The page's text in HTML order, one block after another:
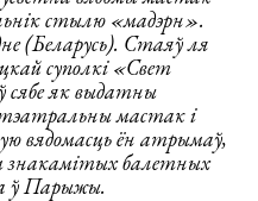
стылю «мадэрн».
(Беларусь). Стаяў ля
суполкі «Свет
як выдатны
мастак і
вядомасць ён атрымаў,
балетных
ў Парыжы.